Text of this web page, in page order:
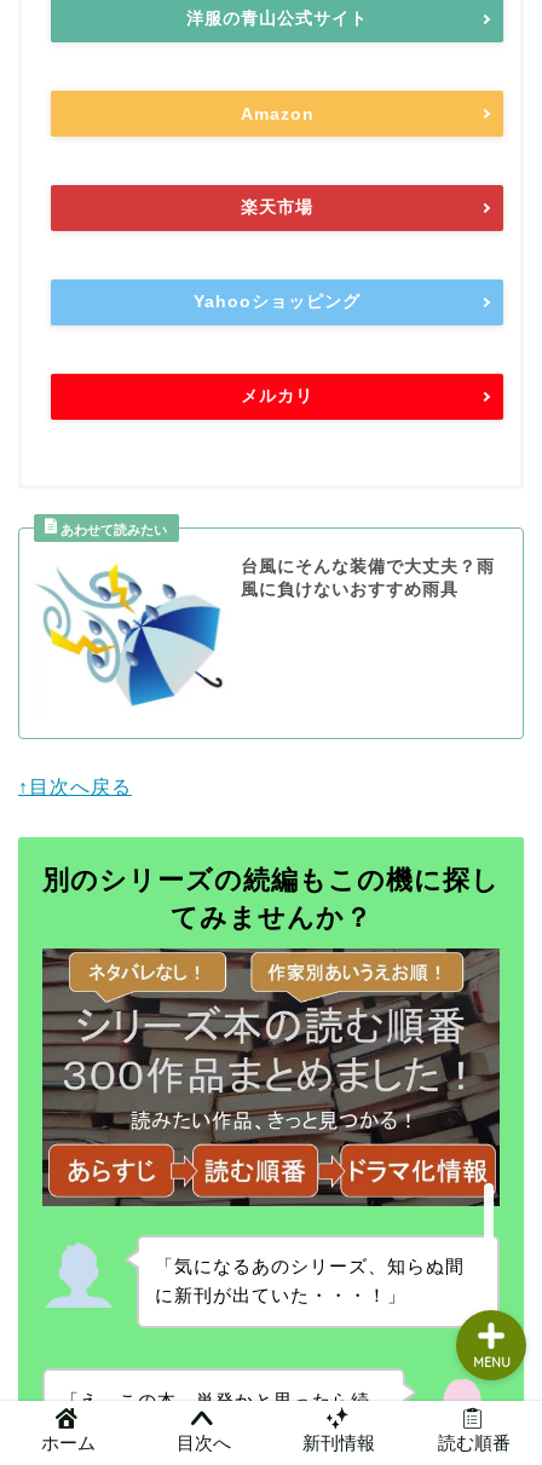
洋服の青山公式サイト
Amazon
楽天市場
Yahooショッピング
メルカリ
台風にそんな装備で大丈夫？雨
風に負けないおすすめ雨具
↑目次へ戻る
別のシリーズの続編もこの機に探し
てみませんか？
「気になるあのシリーズ、知らぬ間
に新刊が出ていた・・・！」
「え、この本、単発かと思ったら続
編あったの！？」
ホーム 目次へ 新刊情報 読む順番
MENU
本の読み方
読書グッズ
本まとめ
本レビュー
問い合わせ